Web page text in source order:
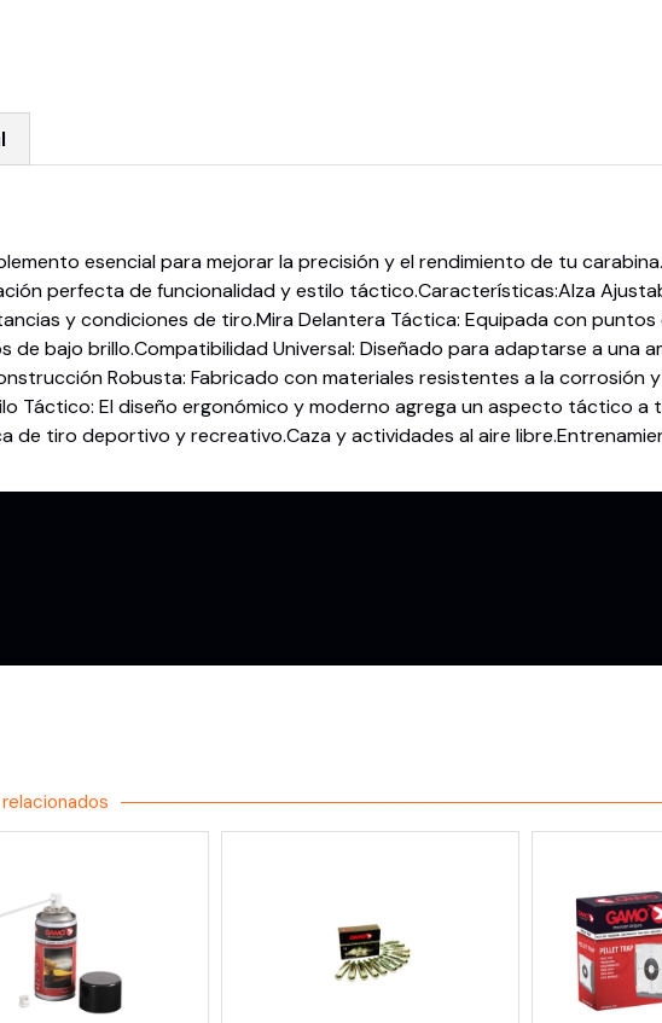
esencial para mejorar la precisión y el rendimiento de tu
perfecta de funcionalidad y estilo táctico.Características:Alza
y condiciones de tiro.Mira Delantera Táctica: Equipada con
bajo brillo.Compatibilidad Universal: Diseñado para adaptarse a una
Robusta: Fabricado con materiales resistentes a la corrosión
Táctico: El diseño ergonómico y moderno agrega un aspecto táctico a
de tiro deportivo y recreativo.Caza y actividades al aire